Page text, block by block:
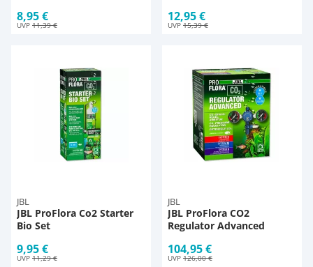
8,95 €
UVP 11,39 €
12,95 €
UVP15,39 €
JBL
JBL ProFlora Co2 Starter
Bio Set
9,95 €
UVP 11,29 €
JBL
JBL ProFlora CO2
Regulator Advanced
104,95 €
UVP 126,00 €